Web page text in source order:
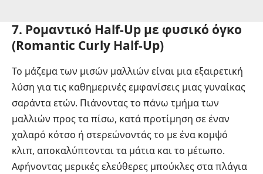
7. Ρομαντικό Half-Up με φυσικό όγκο
(Romantic Curly Half-Up)
Το μάζεμα των μισών μαλλιών είναι μια εξαιρετική
λύση για τις καθημερινές εμφανίσεις μιας γυναίκας
σαράντα ετών. Πιάνοντας το πάνω τμήμα των
μαλλιών προς τα πίσω, κατά προτίμηση σε έναν
χαλαρό κότσο ή στερεώνοντάς το με ένα κομψό
κλιπ, αποκαλύπτονται τα μάτια και το μέτωπο.
Αφήνοντας μερικές ελεύθερες μπούκλες στα πλάγια